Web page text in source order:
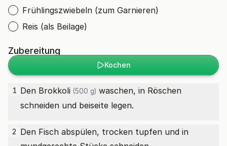
Frühlingszwiebeln (zum Garnieren)
Reis (als Beilage)
Zubereitung
Kochen
1 Den Brokkoli (500 g) waschen, in Röschen
schneiden und beiseite legen.
2 Den Fisch abspülen, trocken tupfen und in